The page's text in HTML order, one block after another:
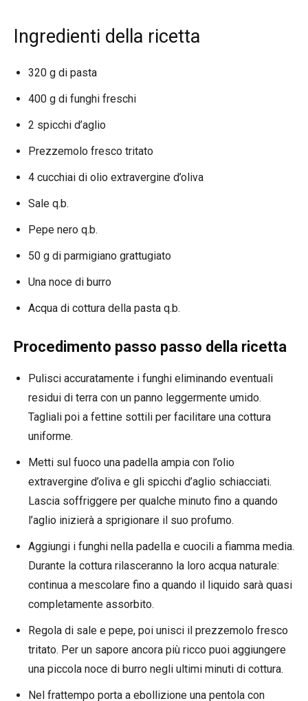
Ingredienti della ricetta
320 g di pasta
400 g di funghi freschi
2 spicchi d’aglio
Prezzemolo fresco tritato
4 cucchiai di olio extravergine d’oliva
Sale q.b.
Pepe nero q.b.
50 g di parmigiano grattugiato
Una noce di burro
Acqua di cottura della pasta q.b.
Procedimento passo passo della ricetta
Pulisci accuratamente i funghi eliminando eventuali
residui di terra con un panno leggermente umido.
Tagliali poi a fettine sottili per facilitare una cottura
uniforme.
Metti sul fuoco una padella ampia con l’olio
extravergine d’oliva e gli spicchi d’aglio schiacciati.
Lascia soffriggere per qualche minuto fino a quando
l’aglio inizierà a sprigionare il suo profumo.
Aggiungi i funghi nella padella e cuocili a fiamma media.
Durante la cottura rilasceranno la loro acqua naturale:
continua a mescolare fino a quando il liquido sarà quasi
completamente assorbito.
Regola di sale e pepe, poi unisci il prezzemolo fresco
tritato. Per un sapore ancora più ricco puoi aggiungere
una piccola noce di burro negli ultimi minuti di cottura.
Nel frattempo porta a ebollizione una pentola con